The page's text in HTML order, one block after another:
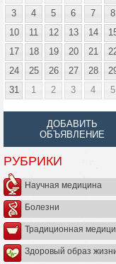
3
4 5 6 7 8
10
11 12 13 14
17
18 19 20 21
24
25 26 27 28
31
1 2 3 4 5
ДОБАВИТЬ
ОБЪЯВЛЕНИЕ
РУБРИКИ
Научная медицина
Болезни
Традиционная
Здоровый образ